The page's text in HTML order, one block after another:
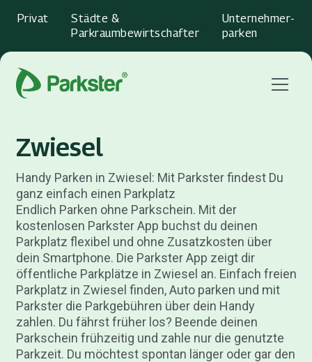
Privat
Städte &
Parkraumbewirtschafter
Unternehmer­
parken
Menu
Zwiesel
Handy Parken in Zwiesel: Mit Parkster findest Du
ganz einfach einen Parkplatz
Endlich Parken ohne Parkschein. Mit der
kostenlosen Parkster App buchst du deinen
Parkplatz flexibel und ohne Zusatzkosten über
dein Smartphone. Die Parkster App zeigt dir
öffentliche Parkplätze in Zwiesel an. Einfach freien
Parkplatz in Zwiesel finden, Auto parken und mit
Parkster die Parkgebühren über dein Handy
zahlen. Du fährst früher los? Beende deinen
Parkschein frühzeitig und zahle nur die genutzte
Parkzeit. Du möchtest spontan länger oder gar den